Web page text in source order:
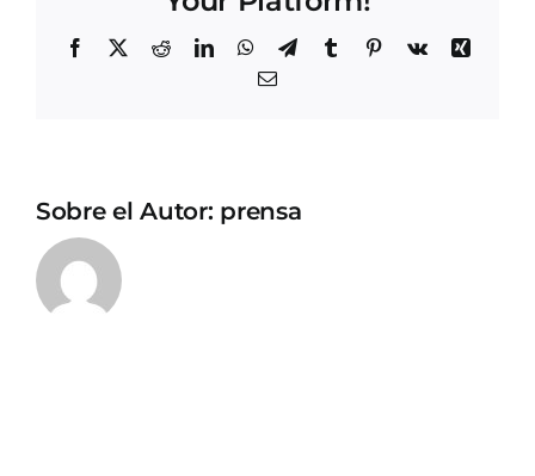
Facebook
X RedditLinkedInWhatsApp
TelegramTumblrPinterest
Vk
Xing
Correo
Sobre el Autor: prensa